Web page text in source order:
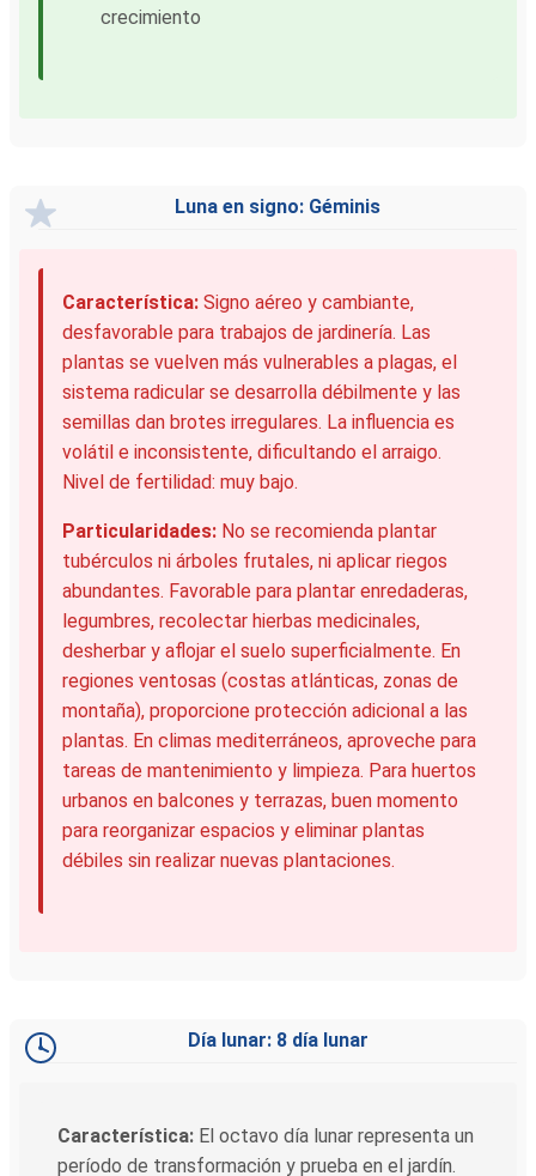
crecimiento
Luna en signo: Géminis
Característica: Signo aéreo y cambiante,
desfavorable para trabajos de jardinería. Las
plantas se vuelven más vulnerables a plagas, el
sistema radicular se desarrolla débilmente y las
semillas dan brotes irregulares. La influencia es
volátil e inconsistente, dificultando el arraigo.
Nivel de fertilidad: muy bajo.
Particularidades: No se recomienda plantar
tubérculos ni árboles frutales, ni aplicar riegos
abundantes. Favorable para plantar enredaderas,
legumbres, recolectar hierbas medicinales,
desherbar y aflojar el suelo superficialmente. En
regiones ventosas (costas atlánticas, zonas de
montaña), proporcione protección adicional a las
plantas. En climas mediterráneos, aproveche para
tareas de mantenimiento y limpieza. Para huertos
urbanos en balcones y terrazas, buen momento
para reorganizar espacios y eliminar plantas
débiles sin realizar nuevas plantaciones.
Día lunar: 8 día lunar
Característica: El octavo día lunar representa un
período de transformación y prueba en el jardín.